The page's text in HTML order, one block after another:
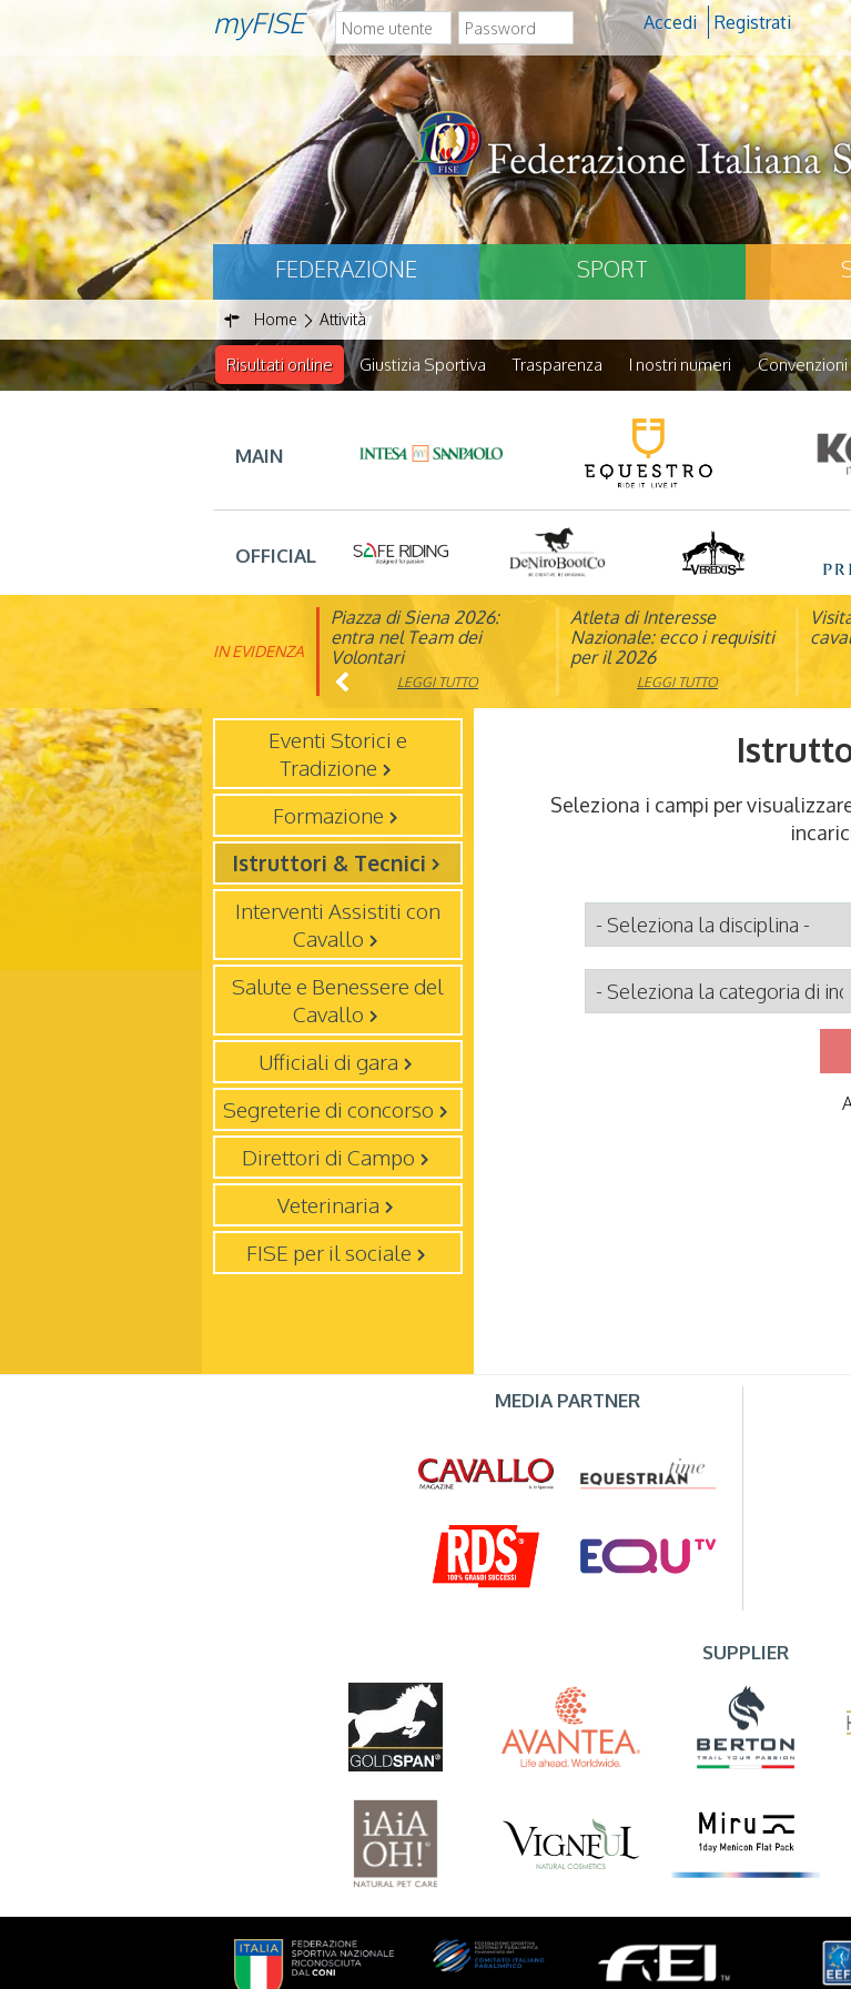
myFISE Accedi Registrati
FEDERAZIONE SPORT
Home Attività
Risultati online Giustizia Sportiva Trasparenza I nostri numeri Convenzioni
MAIN
OFFICIAL
IN EVIDENZA
Piazza di Siena 2026:
entra nel Team dei
Volontari
LEGGI TUTTO
Atleta di Interesse
Nazionale: ecco i requisiti
per il 2026
LEGGI TUTTO
FISE: aperta la Campagna
affiliazione 2026
LEGGI TUTTO
Natale con la FISE: al via
la nona edizione
dell’iniziativa solidale della
Federazione Italiana Sport
LEGGI TUTTO
Eventi Storici e
Tradizione
Formazione
Istruttori & Tecnici
Interventi Assistiti con
Cavallo
Salute e Benessere del
Cavallo
Ufficiali di gara
Segreterie di concorso
Direttori di Campo
Veterinaria
FISE per il sociale
Seleziona i campi per
MEDIA PARTNER
SUPPLIER